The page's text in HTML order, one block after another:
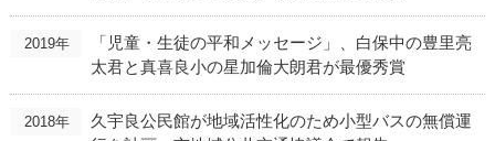
2019年
「児童・生徒の平和メッセージ」、白保中の豊里亮
太君と真喜良小の星加倫大朗君が最優秀賞
2018年
久宇良公民館が地域活性化のため小型バスの無償運